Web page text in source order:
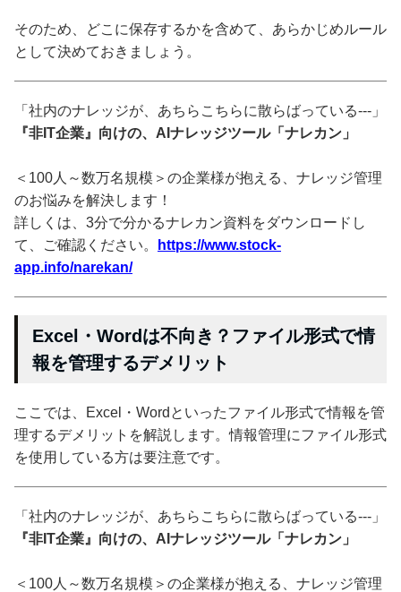
そのため、どこに保存するかを含めて、あらかじめルール
として決めておきましょう。
「社内のナレッジが、あちらこちらに散らばっている---」
『非IT企業』向けの、AIナレッジツール「ナレカン」
＜100人～数万名規模＞の企業様が抱える、ナレッジ管理
のお悩みを解決します！
詳しくは、3分で分かるナレカン資料をダウンロードし
て、ご確認ください。
https://www.stock-
app.info/narekan/
Excel・Wordは不向き？ファイル形式で情
報を管理するデメリット
ここでは、Excel・Wordといったファイル形式で情報を管
理するデメリットを解説します。情報管理にファイル形式
を使用している方は要注意です。
「社内のナレッジが、あちらこちらに散らばっている---」
『非IT企業』向けの、AIナレッジツール「ナレカン」
＜100人～数万名規模＞の企業様が抱える、ナレッジ管理